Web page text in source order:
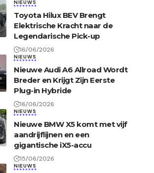
NIEUWS
Toyota Hilux BEV Brengt
Elektrische Kracht naar de
Legendarische Pick-up
16/06/2026
NIEUWS
Nieuwe Audi A6 Allroad Wordt
Breder en Krijgt Zijn Eerste
Plug-in Hybride
16/06/2026
NIEUWS
Nieuwe BMW X5 komt met vijf
aandrijflijnen en een
gigantische iX5-accu
15/06/2026
NIEUWS